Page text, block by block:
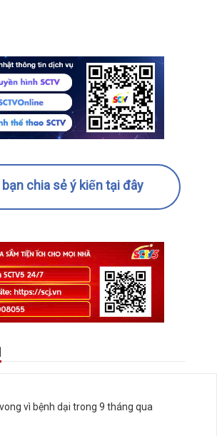
bạn chia sẻ ý kiến tại đây
vì bệnh dại trong 9 tháng qua